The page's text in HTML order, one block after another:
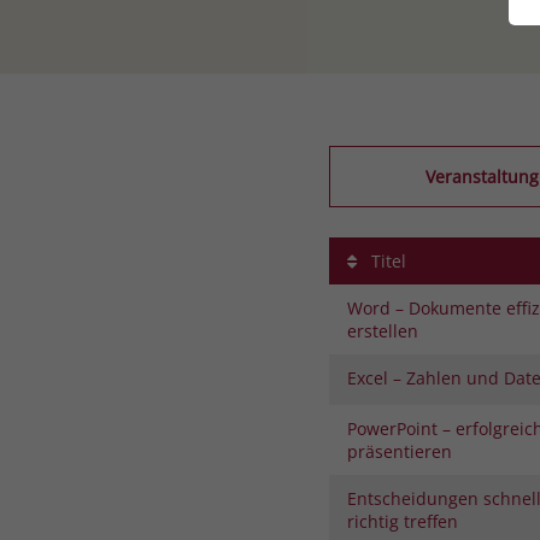
Titel
Word – Dokumente
erstellen
Excel – Zahlen und
PowerPoint –
präsentieren
Entscheidungen
richtig treffen